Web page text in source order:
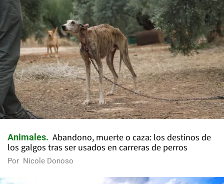
Animales
Abandono, muerte o caza: los destinos de
los galgos tras ser usados en carreras de perros
Por Nicole Donoso